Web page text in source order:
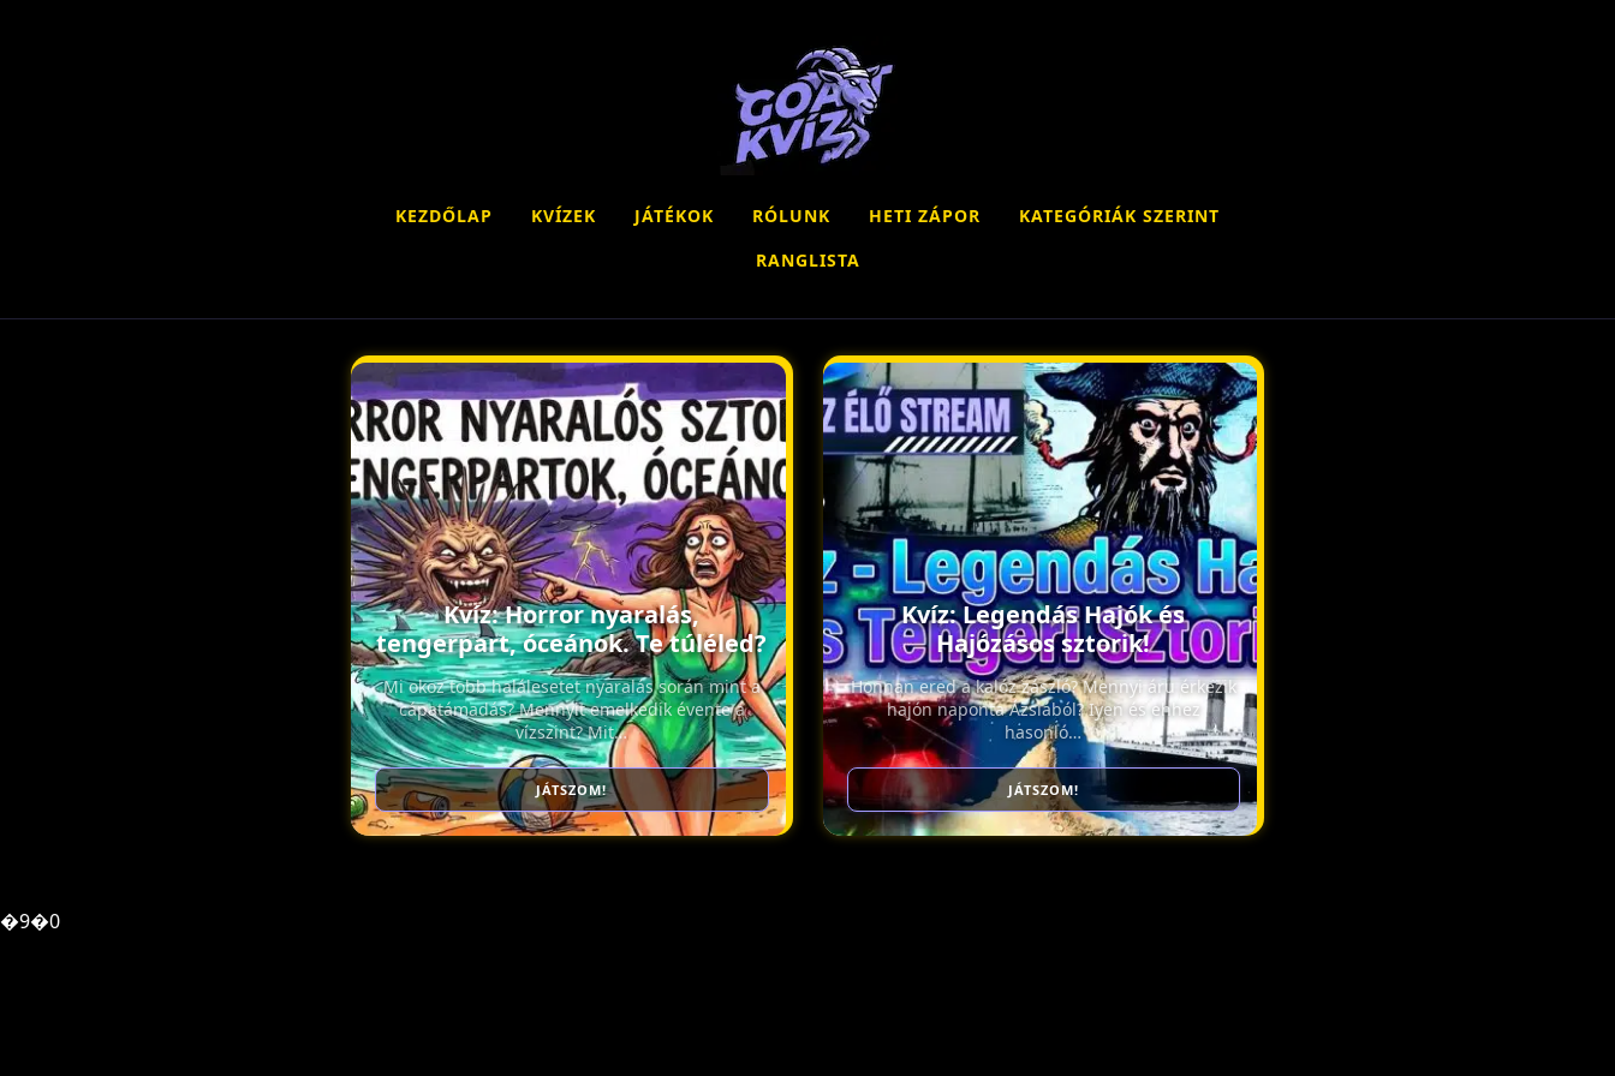
KEZDŐLAP KVÍZEK JÁTÉKOK RÓLUNK HETI ZÁPOR
KATEGÓRIÁK SZERINT
RANGLISTA
Kvíz: Horror nyaralás,
tengerpart, óceánok. Te túléled?
Mi okoz tobb halálesetet nyaralás során mint a
cápatámadás? Mennyit emelkedik évente a
vízszint? Mit…
JÁTSZOM!
Kvíz: Legendás Hajók és
Hajózásos sztorik!
Honnan ered a kalóz zászló? Mennyi áru érkezik
hajón naponta Ázsiából? Iyen és ehhez
hasonló…
JÁTSZOM!
�9�0